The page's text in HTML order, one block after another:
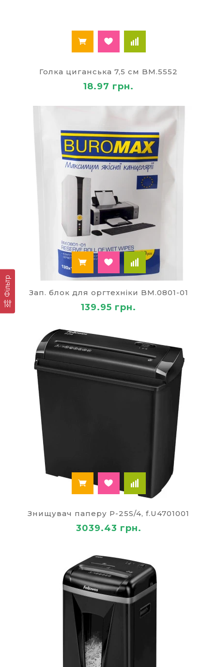
Голка циганська 7,5 см BM.5552
18.97 грн.
Зап. блок для оргтехніки BM.0801-01
139.95 грн.
Знищувач паперу P-25S/4, f.U4701001
3039.43 грн.
Фільтр